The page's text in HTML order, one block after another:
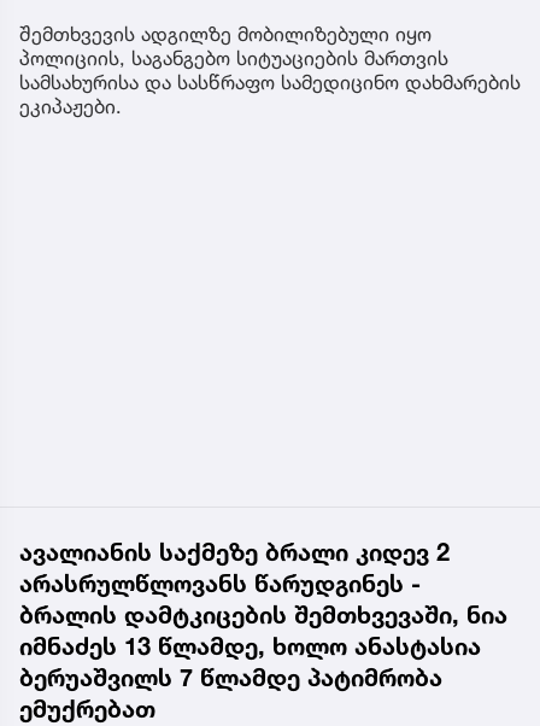
შემთხვევის ადგილზე მობილიზებული იყო
პოლიციის, საგანგებო სიტუაციების მართვის
სამსახურისა და სასწრაფო სამედიცინო დახმარების
ეკიპაჟები.
ავალიანის საქმეზე ბრალი კიდევ 2
არასრულწლოვანს წარუდგინეს -
ბრალის დამტკიცების შემთხვევაში, ნია
იმნაძეს 13 წლამდე, ხოლო ანასტასია
ბერუაშვილს 7 წლამდე პატიმრობა
ემუქრებათ